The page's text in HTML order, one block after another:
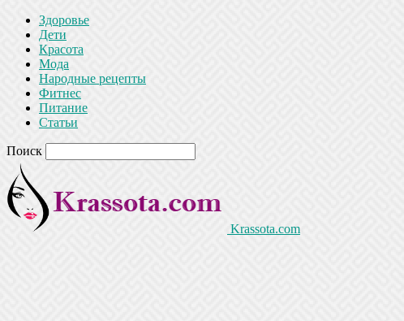
Здоровье
Дети
Красота
Мода
Народные рецепты
Фитнес
Питание
Статьи
Поиск
Krassota.com